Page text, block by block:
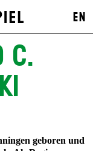
EN
C.
geboren und